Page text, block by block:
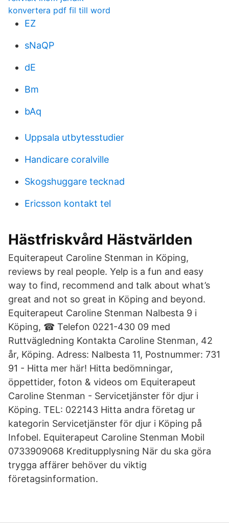
konvertera pdf fil till word
EZ
sNaQP
dE
Bm
bAq
Uppsala utbytesstudier
Handicare coralville
Skogshuggare tecknad
Ericsson kontakt tel
Hästfriskvård Hästvärlden
Equiterapeut Caroline Stenman in Köping,
reviews by real people. Yelp is a fun and easy
way to find, recommend and talk about what’s
great and not so great in Köping and beyond.
Equiterapeut Caroline Stenman Nalbesta 9 i
Köping, ☎ Telefon 0221-430 09 med
Ruttvägledning Kontakta Caroline Stenman, 42
år, Köping. Adress: Nalbesta 11, Postnummer: 731
91 - Hitta mer här! Hitta bedömningar,
öppettider, foton & videos om Equiterapeut
Caroline Stenman - Servicetjänster för djur i
Köping. TEL: 022143 Hitta andra företag ur
kategorin Servicetjänster för djur i Köping på
Infobel. Equiterapeut Caroline Stenman Mobil
0733909068 Kreditupplysning När du ska göra
trygga affärer behöver du viktig
företagsinformation.